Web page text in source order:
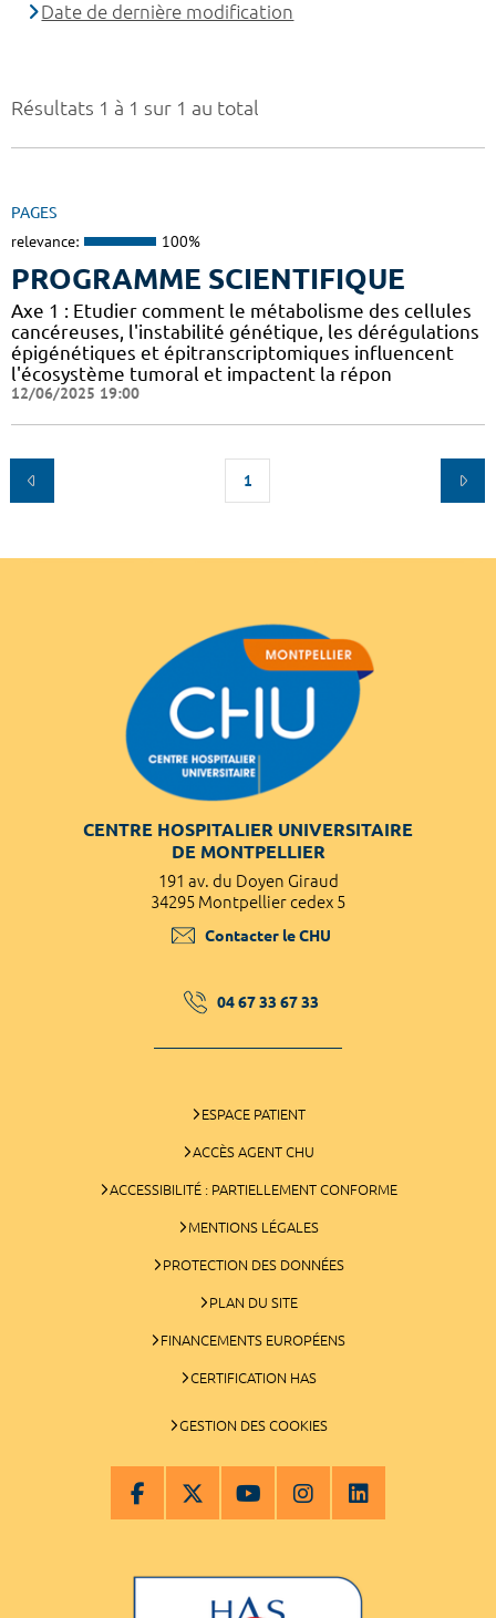
Résultats 1 à 1 sur 1 au total
PAGES
relevance: 100%
PROGRAMME SCIENTIFIQUE
Axe 1 : Etudier comment le métabolisme des cellules
cancéreuses, l'instabilité génétique, les dérégulations
épigénétiques et épitranscriptomiques influencent
l'écosystème tumoral et impactent la répon
12/06/2025 19:00
1
Date de dernière modification
CENTRE HOSPITALIER UNIVERSITAIRE
DE MONTPELLIER
191 av. du Doyen Giraud
34295 Montpellier cedex 5
Contacter le CHU
04 67 33 67 33
ESPACE PATIENT
ACCÈS AGENT CHU
ACCESSIBILITÉ : PARTIELLEMENT CONFORME
MENTIONS LÉGALES
PROTECTION DES DONNÉES
PLAN DU SITE
FINANCEMENTS EUROPÉENS
CERTIFICATION HAS
GESTION DES COOKIES